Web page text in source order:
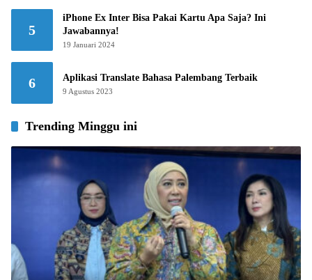
5
iPhone Ex Inter Bisa Pakai Kartu Apa Saja? Ini
Jawabannya!
19 Januari 2024
6 Aplikasi Translate Bahasa Palembang Terbaik
9 Agustus 2023
Trending Minggu ini